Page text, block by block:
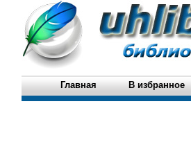
Главная В избранное